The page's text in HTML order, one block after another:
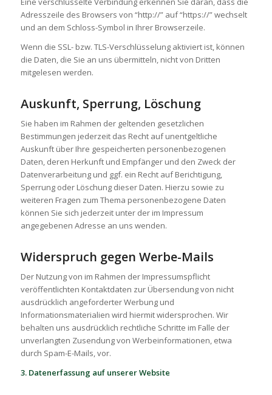
Adresszeile des Browsers von “http://” auf “https://” wechselt
und an dem Schloss-Symbol in Ihrer Browserzeile.
Wenn die SSL- bzw. TLS-Verschlüsselung aktiviert ist, können
die Daten, die Sie an uns übermitteln, nicht von Dritten
mitgelesen werden.
Auskunft, Sperrung, Löschung
Sie haben im Rahmen der geltenden gesetzlichen
Bestimmungen jederzeit das Recht auf unentgeltliche
Auskunft über Ihre gespeicherten personenbezogenen
Daten, deren Herkunft und Empfänger und den Zweck der
Datenverarbeitung und ggf. ein Recht auf Berichtigung,
Sperrung oder Löschung dieser Daten. Hierzu sowie zu
weiteren Fragen zum Thema personenbezogene Daten
können Sie sich jederzeit unter der im Impressum
angegebenen Adresse an uns wenden.
Widerspruch gegen Werbe-Mails
Der Nutzung von im Rahmen der Impressumspflicht
veröffentlichten Kontaktdaten zur Übersendung von nicht
ausdrücklich angeforderter Werbung und
Informationsmaterialien wird hiermit widersprochen. Wir
behalten uns ausdrücklich rechtliche Schritte im Falle der
unverlangten Zusendung von Werbeinformationen, etwa
durch Spam-E-Mails, vor.
3. Datenerfassung auf unserer Website